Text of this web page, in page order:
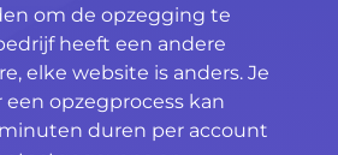
om de opzegging te
heeft een andere
elke website is anders. Je
opzegprocess kan
duren per account